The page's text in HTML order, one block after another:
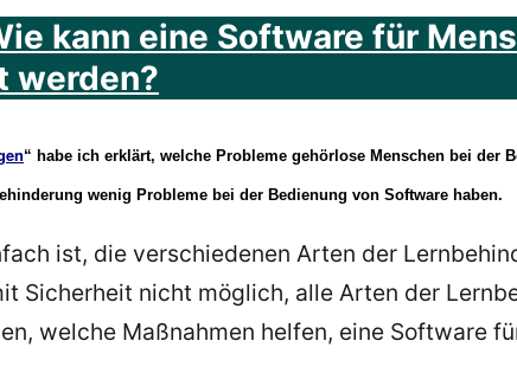
kann eine Software für
werden?
“ habe ich erklärt, welche Probleme gehörlose Menschen bei der
wenig Probleme bei der Bedienung von Software haben.
ist, die verschiedenen Arten der
Sicherheit nicht möglich, alle Arten der
welche Maßnahmen helfen, eine Software